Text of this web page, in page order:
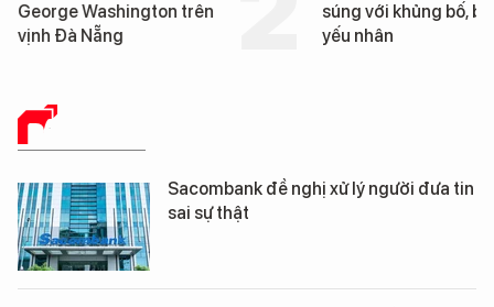
súng với khủng bố, bảo vệ
yếu nhân
tàu sân bay USS
Washington vừa đến
BÁO CHÍ SỐ
Sacombank đề nghị xử lý người đưa tin
sai sự thật